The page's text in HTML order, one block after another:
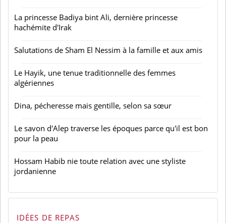
La princesse Badiya bint Ali, dernière princesse
hachémite d'Irak
Salutations de Sham El Nessim à la famille et aux amis
Le Hayik, une tenue traditionnelle des femmes
algériennes
Dina, pécheresse mais gentille, selon sa sœur
Le savon d'Alep traverse les époques parce qu'il est bon
pour la peau
Hossam Habib nie toute relation avec une styliste
jordanienne
IDÉES DE REPAS